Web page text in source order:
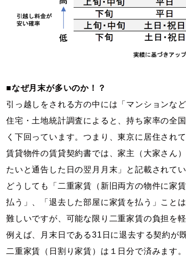
■なぜ月末が多いのか！？
引っ越しをされる方の中には「マンションな
住宅・土地統計調査によると、持ち家率の全
く下回っています。つまり、東京に居住され
賃貸物件の賃貸契約書では、家主（大家さん
たいと通告した日の翌月月末」と記載されて
どうしても「二重家賃（新旧両方の物件に家
払う」、「退去した部屋に家賃を払う」こと
難しいですが、可能な限り二重家賃の負担を
例えば、月末日である31日に退去する契約が
二重家賃（日割り家賃）は１日分で済みます